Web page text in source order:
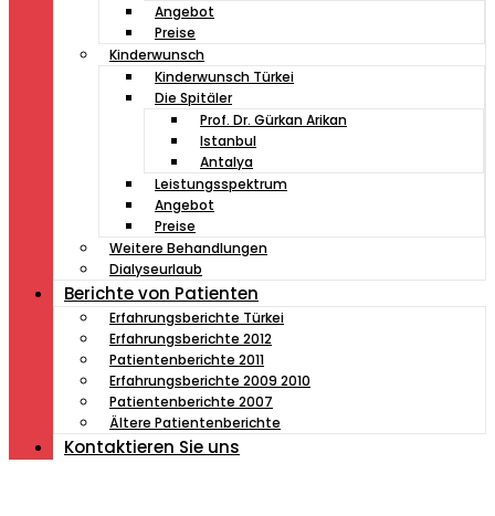
Angebot
Preise
Kinderwunsch
Kinderwunsch Türkei
Die Spitäler
Prof. Dr. Gürkan Arikan
Istanbul
Antalya
Leistungsspektrum
Angebot
Preise
Weitere Behandlungen
Dialyseurlaub
Berichte von Patienten
Erfahrungsberichte Türkei
Erfahrungsberichte 2012
Patientenberichte 2011
Erfahrungsberichte 2009 2010
Patientenberichte 2007
Ältere Patientenberichte
Kontaktieren Sie uns